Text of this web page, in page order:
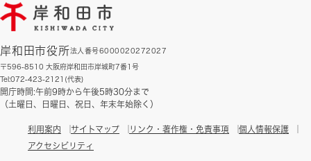
岸和田市役所法人番号6000020272027
〒596-8510 大阪府岸和田市岸城町7番1号
Tel:072-423-2121(代表)
開庁時間:午前9時から午後5時30分まで
（土曜日、日曜日、祝日、年末年始除く）
利用案内 サイトマップ リンク・著作権・免責事項
個人情報保護
アクセシビリティ